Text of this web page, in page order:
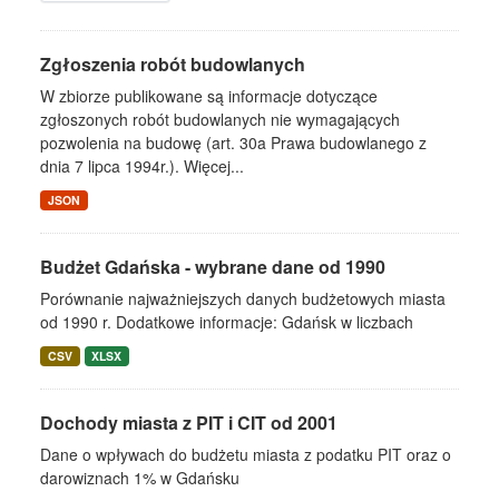
Zgłoszenia robót budowlanych
W zbiorze publikowane są informacje dotyczące
zgłoszonych robót budowlanych nie wymagających
pozwolenia na budowę (art. 30a Prawa budowlanego z
dnia 7 lipca 1994r.). Więcej...
JSON
Budżet Gdańska - wybrane dane od 1990
Porównanie najważniejszych danych budżetowych miasta
od 1990 r. Dodatkowe informacje: Gdańsk w liczbach
CSV XLSX
Dochody miasta z PIT i CIT od 2001
Dane o wpływach do budżetu miasta z podatku PIT oraz o
darowiznach 1% w Gdańsku